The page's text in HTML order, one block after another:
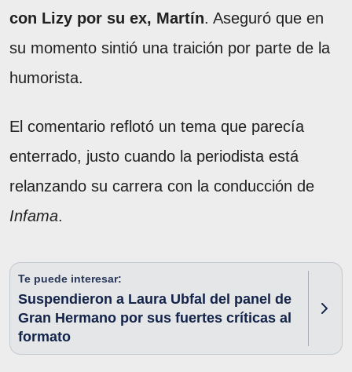
con Lizy por su ex, Martín. Aseguró que en
su momento sintió una traición por parte de la
humorista.
El comentario reflotó un tema que parecía
enterrado, justo cuando la periodista está
relanzando su carrera con la conducción de
Infama.
Te puede interesar:
Suspendieron a Laura Ubfal del panel de
Gran Hermano por sus fuertes críticas al
formato